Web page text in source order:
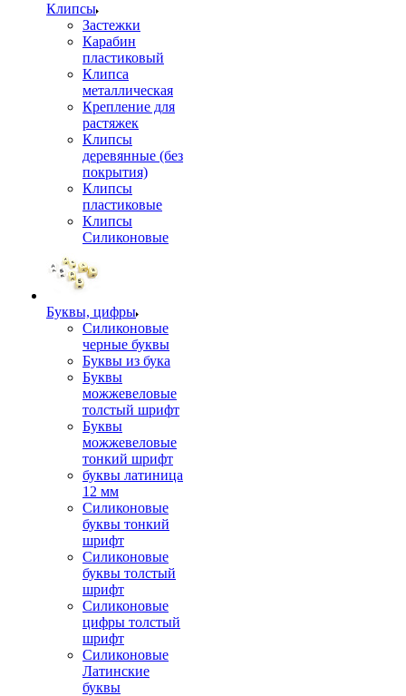
Клипсы
Застежки
Карабин
пластиковый
Клипса
металлическая
Крепление для
растяжек
Клипсы
деревянные (без
покрытия)
Клипсы
пластиковые
Клипсы
Силиконовые
Буквы, цифры
Силиконовые
черные буквы
Буквы из бука
Буквы
можжевеловые
толстый шрифт
Буквы
можжевеловые
тонкий шрифт
буквы латиница
12 мм
Силиконовые
буквы тонкий
шрифт
Силиконовые
буквы толстый
шрифт
Силиконовые
цифры толстый
шрифт
Силиконовые
Латинские
буквы